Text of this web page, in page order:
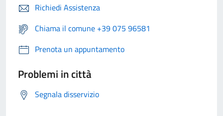
Richiedi Assistenza
Chiama il comune +39 075 96581
Prenota un appuntamento
Problemi in città
Segnala disservizio